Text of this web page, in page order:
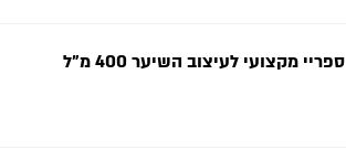
ספריי מקצועי לעיצוב השיער 400 מ"ל